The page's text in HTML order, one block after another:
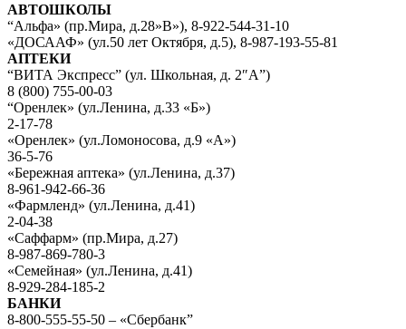
АВТОШКОЛЫ
“Альфа» (пр.Мира, д.28»В»), 8-922-544-31-10
«ДОСААФ» (ул.50 лет Октября, д.5), 8-987-193-55-81
АПТЕКИ
“ВИТА Экспресс” (ул. Школьная, д. 2″А”)
8 (800) 755-00-03
“Оренлек» (ул.Ленина, д.33 «Б»)
2-17-78
«Оренлек» (ул.Ломоносова, д.9 «А»)
36-5-76
«Бережная аптека» (ул.Ленина, д.37)
8-961-942-66-36
«Фармленд» (ул.Ленина, д.41)
2-04-38
«Саффарм» (пр.Мира, д.27)
8-987-869-780-3
«Семейная» (ул.Ленина, д.41)
8-929-284-185-2
БАНКИ
8-800-555-55-50 – «Сбербанк”